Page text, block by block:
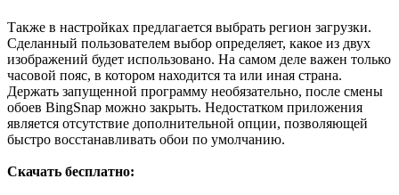
Также в настройках предлагается выбрать регион загрузки.
Сделанный пользователем выбор определяет, какое из двух
изображений будет использовано. На самом деле важен только
часовой пояс, в котором находится та или иная страна.
Держать запущенной программу необязательно, после смены
обоев BingSnap можно закрыть. Недостатком приложения
является отсутствие дополнительной опции, позволяющей
быстро восстанавливать обои по умолчанию.
Скачать бесплатно: